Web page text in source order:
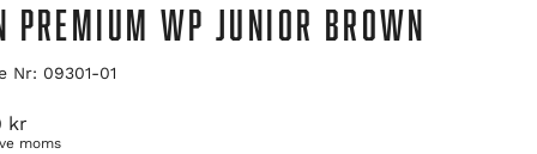
PREMIUM WP JUNIOR BROWN
Nr: 09301-01
kr
moms